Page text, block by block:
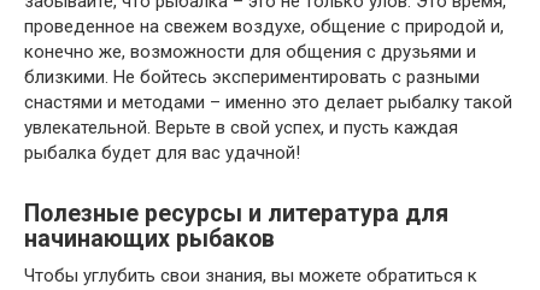
проведенное на свежем воздухе, общение с природой и,
конечно же, возможности для общения с друзьями и
близкими. Не бойтесь экспериментировать с разными
снастями и методами – именно это делает рыбалку такой
увлекательной. Верьте в свой успех, и пусть каждая
рыбалка будет для вас удачной!
Полезные ресурсы и литература для
начинающих рыбаков
Чтобы углубить свои знания, вы можете обратиться к